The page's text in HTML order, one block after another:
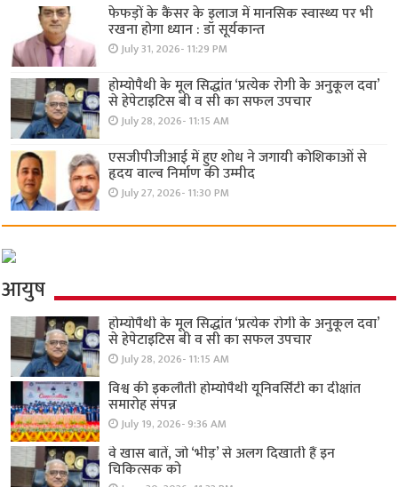
फेफड़ों के कैंसर के इलाज में मानसिक स्वास्थ्य पर भी
रखना होगा ध्यान : डॉ सूर्यकान्त
July 31, 2026- 11:29 PM
होम्योपैथी के मूल सिद्धांत ‘प्रत्येक रोगी केे अनुकूल दवा’
से हेपेटाइटिस बी व सी का सफल उपचार
July 28, 2026- 11:15 AM
एसजीपीजीआई में हुए शोध ने जगायी कोशिकाओं से
हृदय वाल्व निर्माण की उम्मीद
July 27, 2026- 11:30 PM
आयुष
होम्योपैथी के मूल सिद्धांत ‘प्रत्येक रोगी केे अनुकूल दवा’
से हेपेटाइटिस बी व सी का सफल उपचार
July 28, 2026- 11:15 AM
विश्व की इकलौती होम्योपैथी यूनिवर्सिटी का दीक्षांत
समारोह संपन्न
July 19, 2026- 9:36 AM
वे खास बातें, जो ‘भीड़’ से अलग दिखाती हैं इन
चिकित्सक को